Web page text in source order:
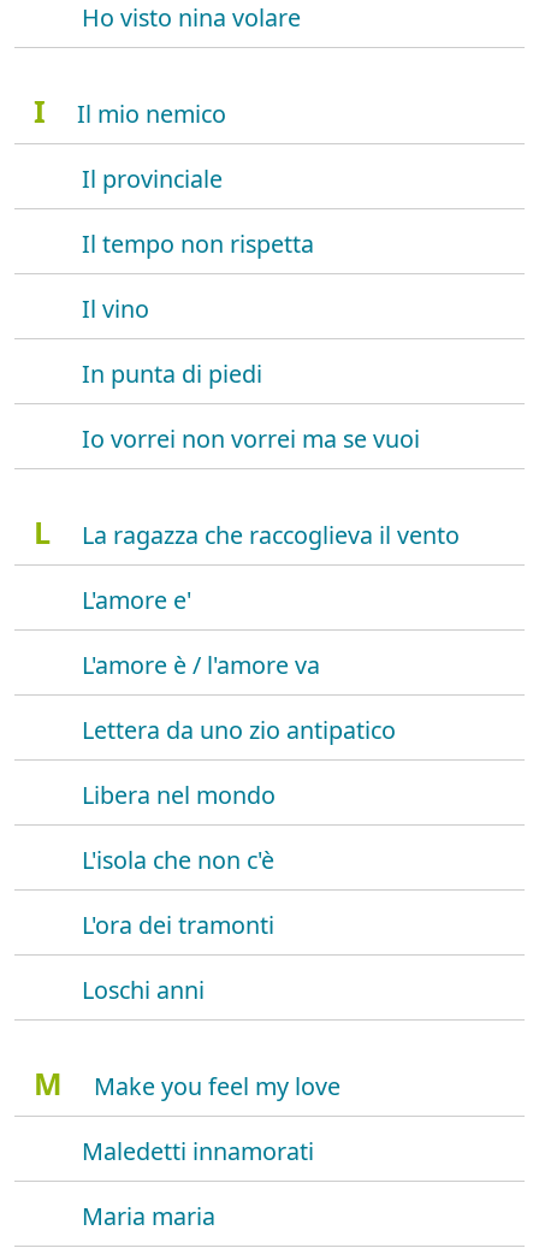
Ho visto nina volare
I
Il mio nemico
Il provinciale
Il tempo non rispetta
Il vino
In punta di piedi
Io vorrei non vorrei ma se vuoi
L
La ragazza che raccoglieva il vento
L'amore e'
L'amore è / l'amore va
Lettera da uno zio antipatico
Libera nel mondo
L'isola che non c'è
L'ora dei tramonti
Loschi anni
M
Make you feel my love
Maledetti innamorati
Maria maria